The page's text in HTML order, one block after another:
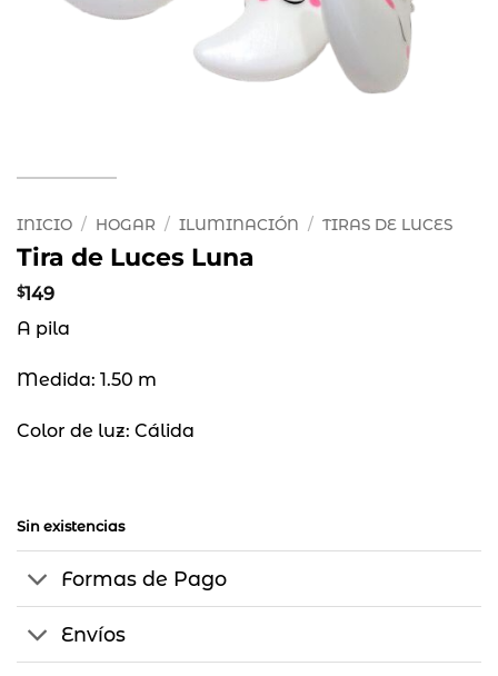
INICIO / HOGAR / ILUMINACIÓN / TIRAS DE LUCES
Tira de Luces Luna
$149
A pila
Medida: 1.50 m
Color de luz: Cálida
Sin existencias
Formas de Pago
Envíos